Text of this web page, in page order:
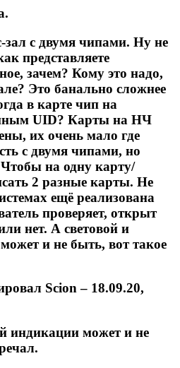
зал с двумя чипами. Ну не
представляете
зачем? Кому это надо,
Это банально сложнее
в карте чип на
UID? Карты на НЧ
их очень мало где
с двумя чипами, но
Чтобы на одну карту/
2 разные карты. Не
ещё реализована
проверяет, открыт
нет. А световой и
и не быть, вот такое
Scion– 18.09.20,
индикации может и не